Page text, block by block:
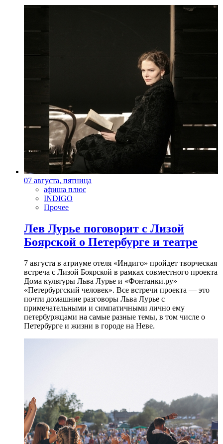
07 августа, пятница
афиша плюс
INDIGO
Прочее
Лев Лурье поговорит с Лизой
Боярской о Петербурге и театре
7 августа в атриуме отеля «Индиго» пройдет творческая
встреча с Лизой Боярской в рамках совместного проекта
Дома культуры Льва Лурье и «Фонтанки.ру»
«Петербургский человек». Все встречи проекта — это
почти домашние разговоры Льва Лурье с
примечательными и симпатичными лично ему
петербуржцами на самые разные темы, в том числе о
Петербурге и жизни в городе на Неве.